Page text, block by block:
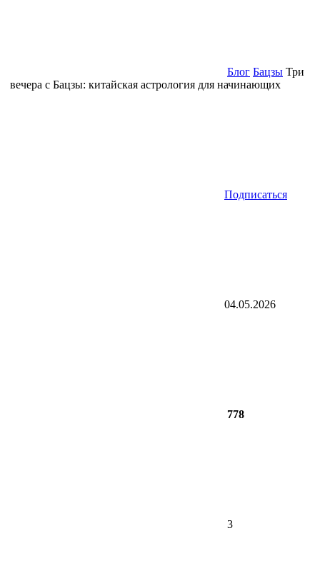
Блог Бацзы Три
вечера с Бацзы: китайская астрология для начинающих
Подписаться
04.05.2026
778
3